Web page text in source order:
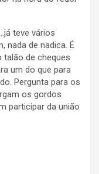
teve vários
nada de nadica. É
talão de cheques
um do que para
Pergunta para os
os gordos
participar da união